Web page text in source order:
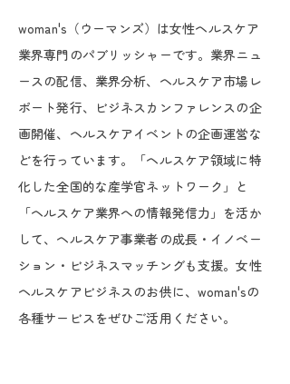
woman's（ウーマンズ）は女性ヘルスケア
業界専門のパブリッシャーです。業界ニュ
ースの配信、業界分析、ヘルスケア市場レ
ポート発行、ビジネスカンファレンスの企
画開催、ヘルスケアイベントの企画運営な
どを行っています。「ヘルスケア領域に特
化した全国的な産学官ネットワーク」と
「ヘルスケア業界への情報発信力」を活か
して、ヘルスケア事業者の成長・イノベー
ション・ビジネスマッチングも支援。女性
ヘルスケアビジネスのお供に、woman'sの
各種サービスをぜひご活用ください。